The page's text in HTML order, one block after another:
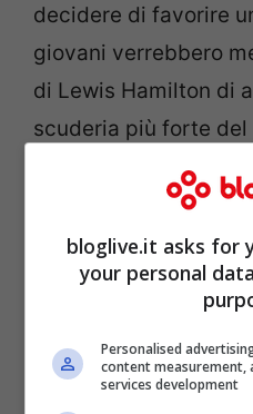
decidere di favorire
giovani verrebbero
di Lewis Hamilton di
scuderia più forte del
bloglive.it asks for
your personal
Personalised
content measurement,
services development